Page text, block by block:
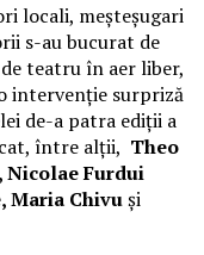
locali, meșteșugari
s-au bucurat de
teatru în aer liber,
intervenție surpriză
de-a patra ediții a
între alții, Theo
Nicolae Furdui
Maria Chivuși